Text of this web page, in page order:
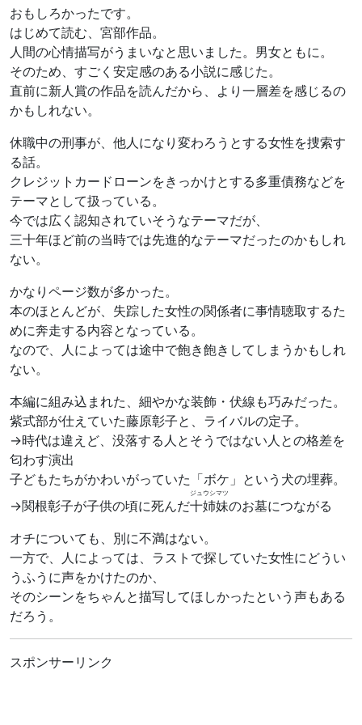
おもしろかったです。
はじめて読む、宮部作品。
人間の心情描写がうまいなと思いました。男女ともに。
そのため、すごく安定感のある小説に感じた。
直前に新人賞の作品を読んだから、より一層差を感じるの
かもしれない。
休職中の刑事が、他人になり変わろうとする女性を捜索す
る話。
クレジットカードローンをきっかけとする多重債務などを
テーマとして扱っている。
今では広く認知されていそうなテーマだが、
三十年ほど前の当時では先進的なテーマだったのかもしれ
ない。
かなりページ数が多かった。
本のほとんどが、失踪した女性の関係者に事情聴取するた
めに奔走する内容となっている。
なので、人によっては途中で飽き飽きしてしまうかもしれ
ない。
本編に組み込まれた、細やかな装飾・伏線も巧みだった。
紫式部が仕えていた藤原彰子と、ライバルの定子。
→時代は違えど、没落する人とそうではない人との格差を
匂わす演出
子どもたちがかわいがっていた「ボケ」という犬の埋葬。
→関根彰子が子供の頃に死んだ十姉妹
ジュウシマツ
のお墓につながる
オチについても、別に不満はない。
一方で、人によっては、ラストで探していた女性にどうい
うふうに声をかけたのか、
そのシーンをちゃんと描写してほしかったという声もある
だろう。
スポンサーリンク